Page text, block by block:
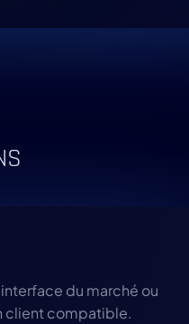
du marché ou
client compatible.